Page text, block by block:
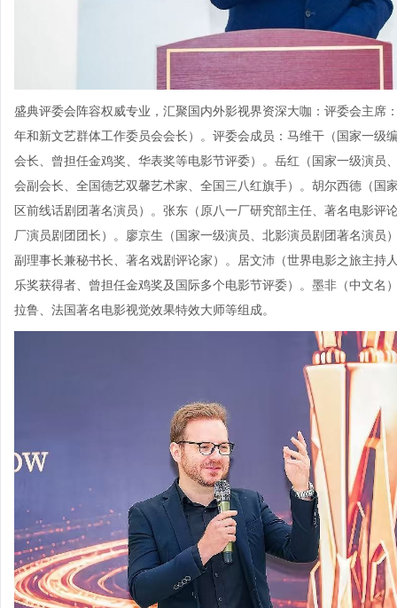
盛典评委会阵容权威专业，汇聚国内外影视界资深大咖：评委会主席
年和新文艺群体工作委员会会长）。评委会成员：马维干（国家一级
会长、曾担任金鸡奖、华表奖等电影节评委）。岳红（国家一级演员
会副会长、全国德艺双馨艺术家、全国三八红旗手）。胡尔西德（国
区前线话剧团著名演员）。张东（原八一厂研究部主任、著名电影评
厂演员剧团团长）。廖京生（国家一级演员、北影演员剧团著名演
副理事长兼秘书长、著名戏剧评论家）。居文沛（世界电影之旅主持
乐奖获得者、曾担任金鸡奖及国际多个电影节评委）。墨非（中文
拉鲁、法国著名电影视觉效果特效大师等组成。